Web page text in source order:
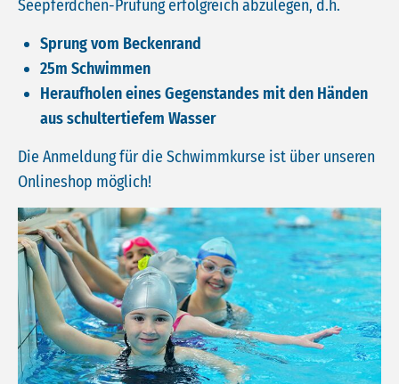
Seepferdchen-Prüfung erfolgreich abzulegen, d.h.
Sprung vom Beckenrand
25m Schwimmen
Heraufholen eines Gegenstandes mit den Händen
aus schultertiefem Wasser
Die Anmeldung für die Schwimmkurse ist über unseren
Onlineshop möglich!